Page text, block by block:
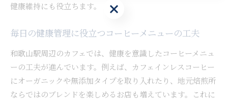
健康維持にも役立ちます。
毎日の健康管理に役立つコーヒーメニューの工夫
和歌山駅周辺のカフェでは、健康を意識したコーヒーメニュ
ーの工夫が進んでいます。例えば、カフェインレスコーヒー
にオーガニックや無添加タイプを取り入れたり、地元焙煎所
ならではのブレンドを楽しめるお店も増えています。これに
お問い合わせはこちら